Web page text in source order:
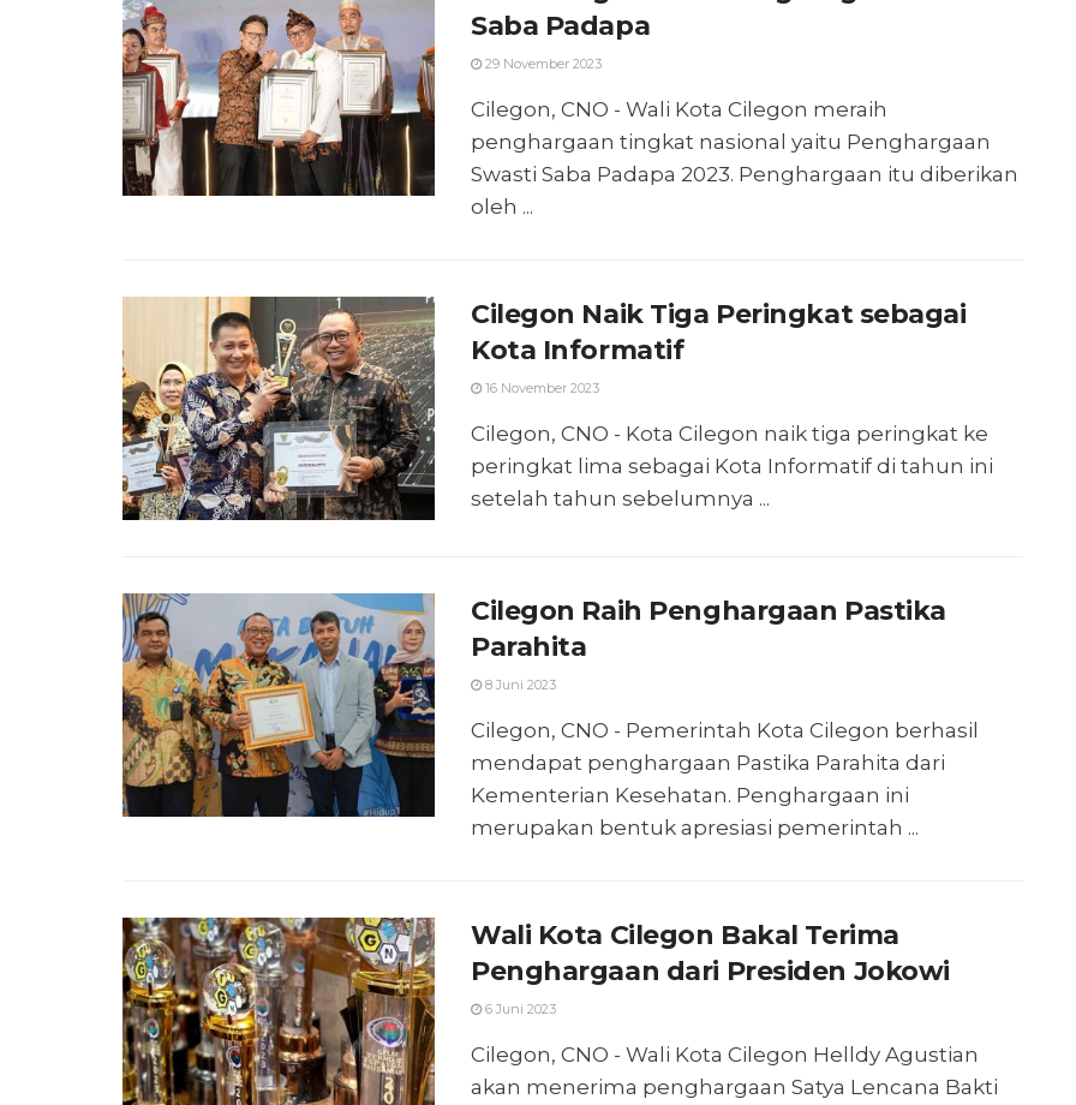
Saba Padapa
29 November 2023
Cilegon, CNO - Wali Kota Cilegon meraih
penghargaan tingkat nasional yaitu Penghargaan
Swasti Saba Padapa 2023. Penghargaan itu diberikan
oleh ...
Cilegon Naik Tiga Peringkat sebagai
Kota Informatif
16 November 2023
Cilegon, CNO - Kota Cilegon naik tiga peringkat ke
peringkat lima sebagai Kota Informatif di tahun ini
setelah tahun sebelumnya ...
Cilegon Raih Penghargaan Pastika
Parahita
8 Juni 2023
Cilegon, CNO - Pemerintah Kota Cilegon berhasil
mendapat penghargaan Pastika Parahita dari
Kementerian Kesehatan. Penghargaan ini
merupakan bentuk apresiasi pemerintah ...
Wali Kota Cilegon Bakal Terima
Penghargaan dari Presiden Jokowi
6 Juni 2023
Cilegon, CNO - Wali Kota Cilegon Helldy Agustian
akan menerima penghargaan Satya Lencana Bakti